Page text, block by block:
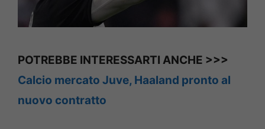
POTREBBE INTERESSARTI ANCHE >>>
Calcio mercato Juve, Haaland pronto al
nuovo contratto